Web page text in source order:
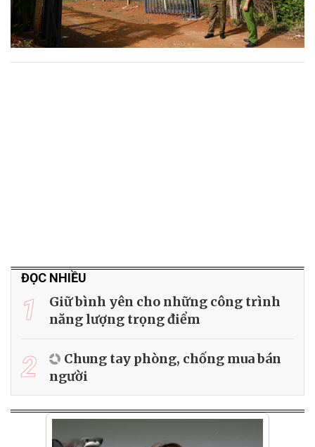
ĐỌC NHIỀU
1
Giữ bình yên cho những công trình
năng lượng trọng điểm
2
Chung tay phòng, chống mua bán
người